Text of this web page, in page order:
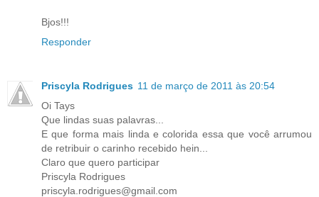
Bjos!!!
Responder
Priscyla Rodrigues 11 de março de 2011 às 20:54
Oi Tays
Que lindas suas palavras...
E que forma mais linda e colorida essa que você arrumou
de retribuir o carinho recebido hein...
Claro que quero participar
Priscyla Rodrigues
priscyla.rodrigues@gmail.com